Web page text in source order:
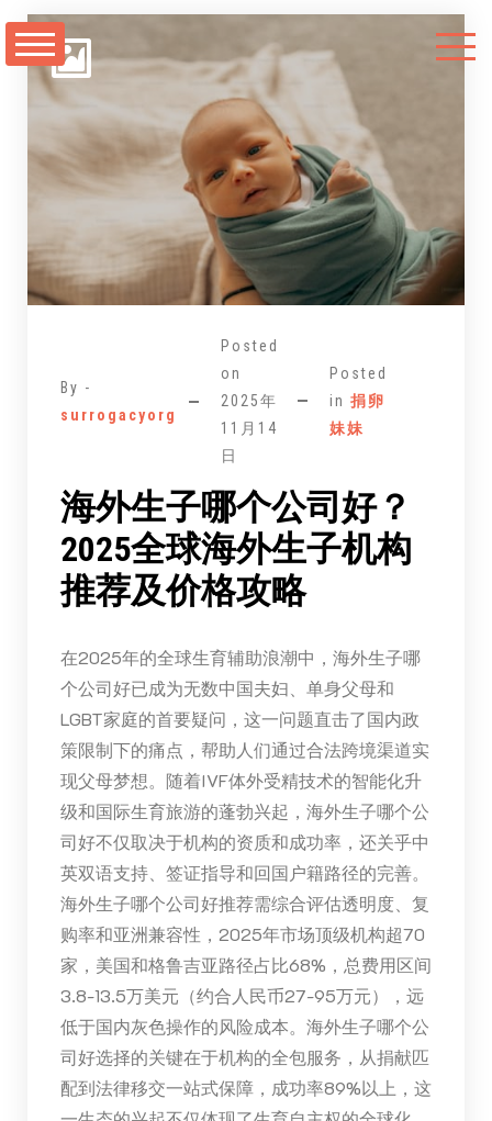
至
By -
surrogacyorg
Posted
on
2025年
11月14
日
Posted
in捐卵
妹妹
海外生子哪个公司好？
2025全球海外生子机构
推荐及价格攻略
在2025年的全球生育辅助浪潮中，海外生子哪
个公司好已成为无数中国夫妇、单身父母和
LGBT家庭的首要疑问，这一问题直击了国内政
策限制下的痛点，帮助人们通过合法跨境渠道实
现父母梦想。随着IVF体外受精技术的智能化升
级和国际生育旅游的蓬勃兴起，海外生子哪个公
司好不仅取决于机构的资质和成功率，还关乎中
英双语支持、签证指导和回国户籍路径的完善。
海外生子哪个公司好推荐需综合评估透明度、复
购率和亚洲兼容性，2025年市场顶级机构超70
家，美国和格鲁吉亚路径占比68%，总费用区间
3.8-13.5万美元（约合人民币27-95万元），远
低于国内灰色操作的风险成本。海外生子哪个公
司好选择的关键在于机构的全包服务，从捐献匹
配到法律移交一站式保障，成功率89%以上，这